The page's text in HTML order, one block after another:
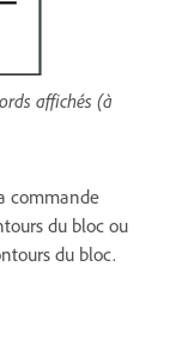
affichés (à
commande
du bloc ou
du bloc.